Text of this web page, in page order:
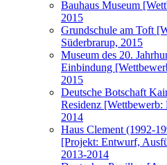
Bauhaus Museum
2015
Grundschule am Toft
Süderbrarup, 2015
Museum des 20.
Einbindung
2015
Deutsche Botschaft
Residenz
2014
Haus Clement (1992-
[Projekt: Entwurf,
2013-2014